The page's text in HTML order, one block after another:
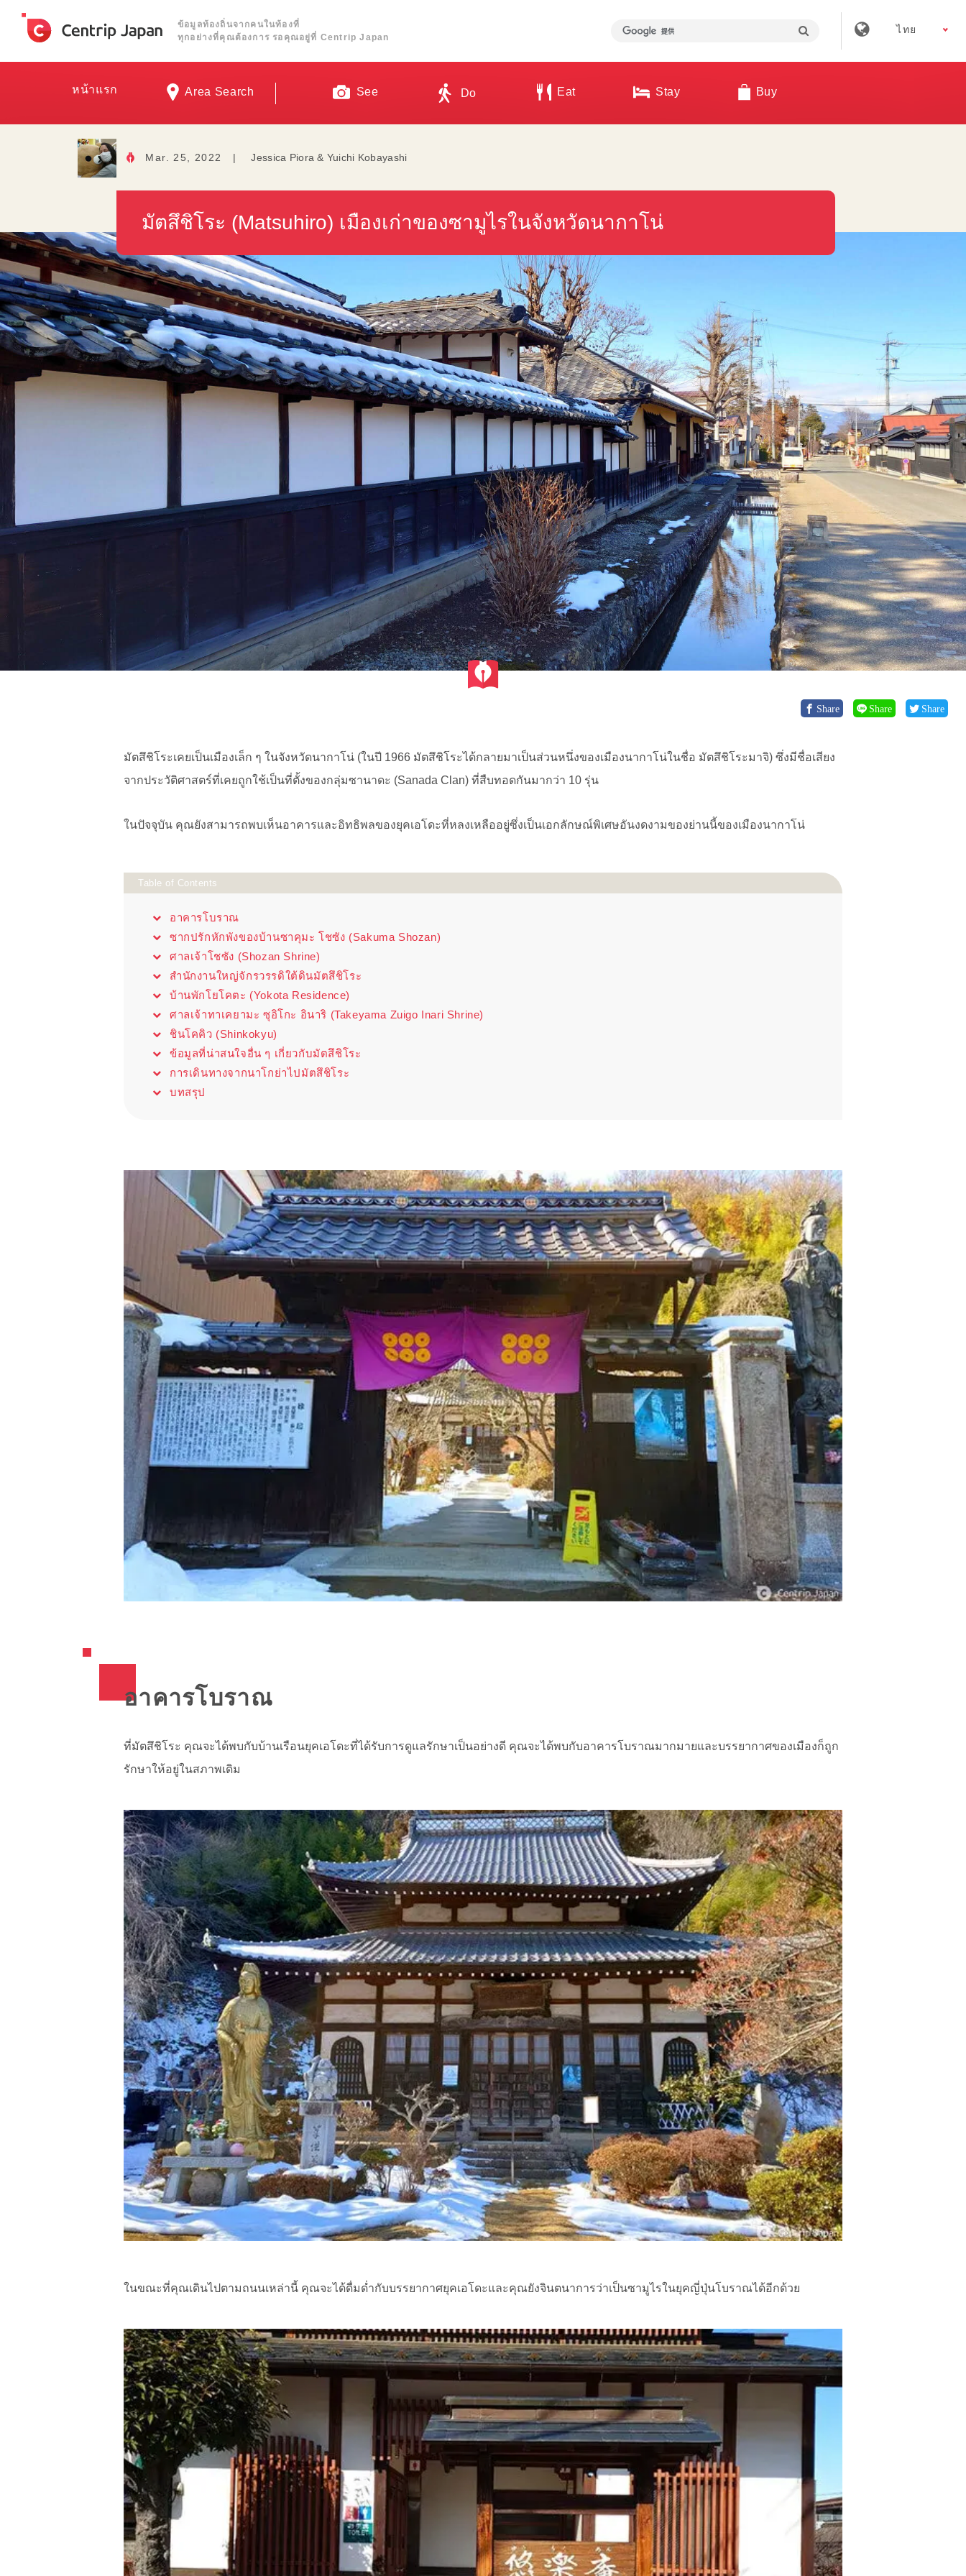
ข้อมูลท้องถิ่นจากคนในท้องที่
ทุกอย่างที่คุณต้องการ รอคุณอยู่ที่ Centrip Japan
ไทย
หน้าแรก Area Search See Do Eat Stay Buy
Mar. 25, 2022 | Jessica Piora & Yuichi Kobayashi
มัตสึชิโระ (Matsuhiro) เมืองเก่าของซามูไรในจังหวัดนากาโน่
Share Share Share
มัตสึชิโระเคยเป็นเมืองเล็ก ๆ ในจังหวัดนากาโน่ (ในปี 1966 มัตสึชิโระได้กลายมาเป็นส่วนหนึ่งของเมืองนากาโน่ในชื่อ มัตสึชิโระมาจิ) ซึ่งมีชื่อเสียง
จากประวัติศาสตร์ที่เคยถูกใช้เป็นที่ตั้งของกลุ่มซานาดะ (Sanada Clan) ที่สืบทอดกันมากว่า 10 รุ่น
ในปัจจุบัน คุณยังสามารถพบเห็นอาคารและอิทธิพลของยุคเอโดะที่หลงเหลืออยู่ซึ่งเป็นเอกลักษณ์พิเศษอันงดงามของย่านนี้ของเมืองนากาโน่
Table of Contents
อาคารโบราณ
ซากปรักหักพังของบ้านซาคุมะ โชซัง (Sakuma Shozan)
ศาลเจ้าโชซัง (Shozan Shrine)
สำนักงานใหญ่จักรวรรดิใต้ดินมัตสึชิโระ
บ้านพักโยโคตะ (Yokota Residence)
ศาลเจ้าทาเคยามะ ซุอิโกะ อินาริ (Takeyama Zuigo Inari Shrine)
ชินโคคิว (Shinkokyu)
ข้อมูลที่น่าสนใจอื่น ๆ เกี่ยวกับมัตสึชิโระ
การเดินทางจากนาโกย่าไปมัตสึชิโระ
บทสรุป
อาคารโบราณ
ที่มัตสึชิโระ คุณจะได้พบกับบ้านเรือนยุคเอโดะที่ได้รับการดูแลรักษาเป็นอย่างดี คุณจะได้พบกับอาคารโบราณมากมายและบรรยากาศของเมืองก็ถูก
รักษาให้อยู่ในสภาพเดิม
ในขณะที่คุณเดินไปตามถนนเหล่านี้ คุณจะได้ดื่มด่ำกับบรรยากาศยุคเอโดะและคุณยังจินตนาการว่าเป็นซามูไรในยุคญี่ปุ่นโบราณได้อีกด้วย